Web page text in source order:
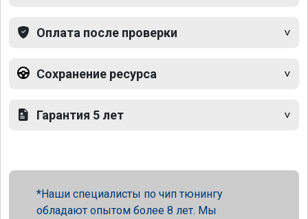
Оплата после проверки
Сохранение ресурса
Гарантия 5 лет
Наши специалисты по чип тюнингу
обладают опытом более 8 лет. Мы